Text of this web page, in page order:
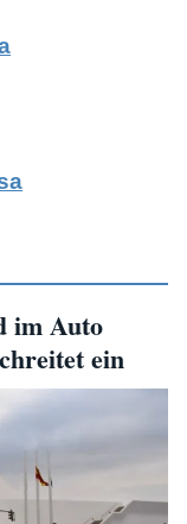
im Auto
ein